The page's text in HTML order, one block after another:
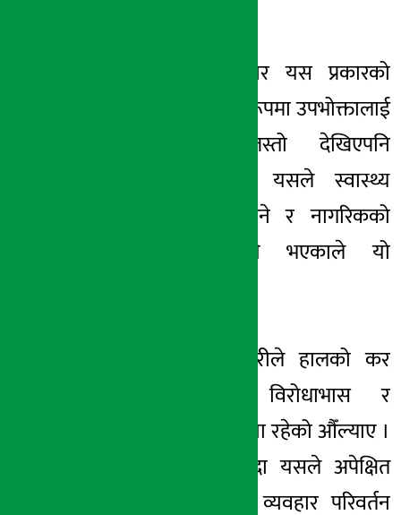
अधिकारीका अनुसार यस प्रकारको
करले अल्पकालीन रूपमा उपभोक्तालाई
बढी भार परेजस्तो देखिएपनि
दीर्घकालीन रूपमा यसले स्वास्थ्य
उपचार खर्च घटाउने र नागरिकको
जीवनस्तर उकास्ने भएकाले यो
कार्यक्रममा अधिकारीले हालको कर
प्रणालीमा केही विरोधाभास र
कार्यान्वयनमा समस्या रहेको औँल्याए ।
करको दर कम हुँदा यसले अपेक्षित
रूपमा उपभोक्ताको व्यवहार परिवर्तन